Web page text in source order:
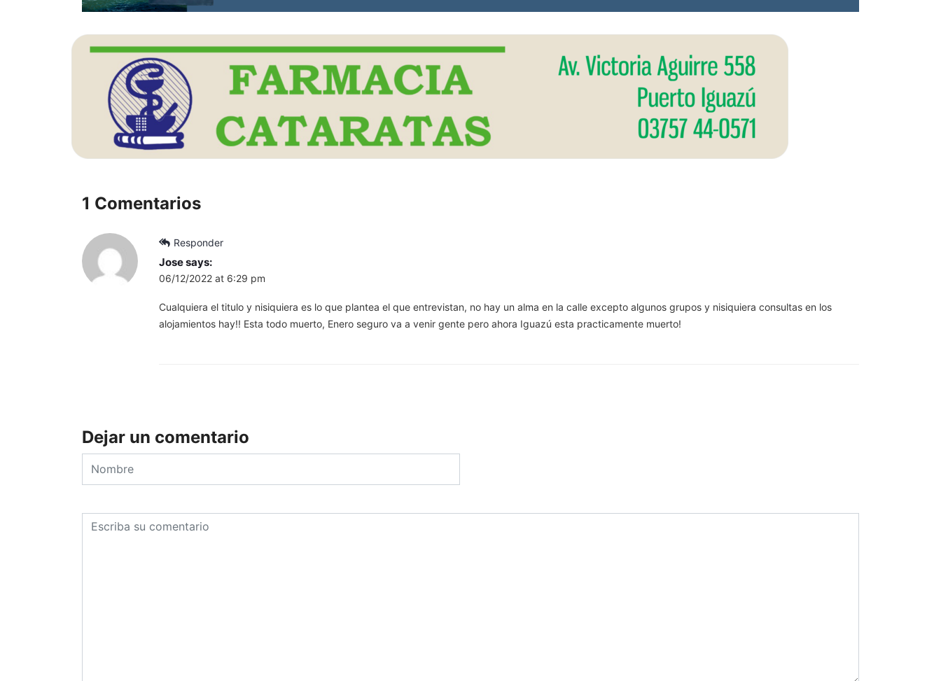
1 Comentarios
Responder
Josesays:
06/12/2022 at 6:29 pm
Cualquiera el titulo y nisiquiera es lo que plantea el que entrevistan, no hay un alma en la calle excepto algunos grupos y nisiquiera consultas en los
alojamientos hay!! Esta todo muerto, Enero seguro va a venir gente pero ahora Iguazú esta practicamente muerto!
Dejar un comentario